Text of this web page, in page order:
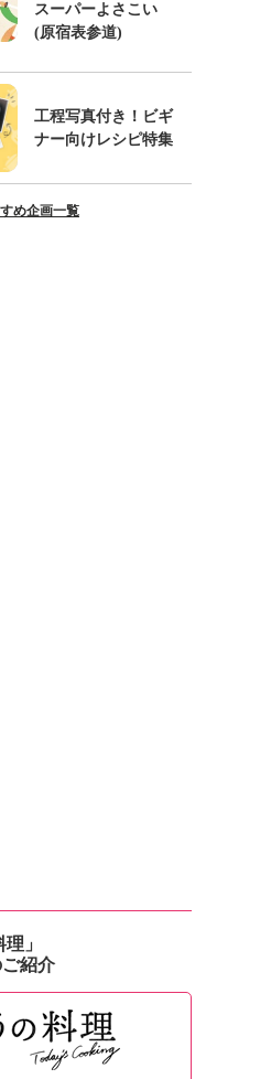
スーパーよさこい
(原宿表参道)
工程写真付き！ビギ
ナー向けレシピ特集
め企画一覧
」
紹介